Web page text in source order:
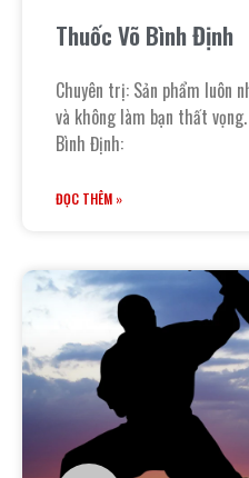
Thuốc Võ Bình Định
Chuyên trị: Sản phẩm luôn
và không làm bạn thất vọng.
Bình Định:
ĐỌC THÊM »